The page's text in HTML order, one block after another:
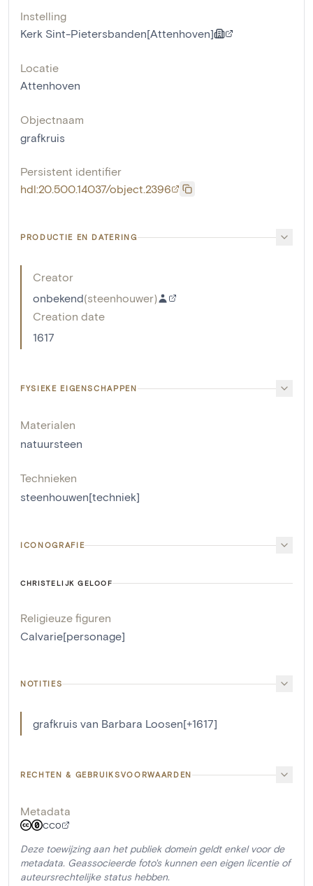
Instelling
Kerk Sint-Pietersbanden[Attenhoven]
Locatie
Attenhoven
Objectnaam
grafkruis
Persistent identifier
hdl:20.500.14037/object.2396
PRODUCTIE EN DATERING
Creator
onbekend(steenhouwer)
Creation date
1617
FYSIEKE EIGENSCHAPPEN
Materialen
natuursteen
Technieken
steenhouwen[techniek]
ICONOGRAFIE
CHRISTELIJK GELOOF
Religieuze figuren
Calvarie[personage]
NOTITIES
grafkruis van Barbara Loosen[+1617]
RECHTEN & GEBRUIKSVOORWAARDEN
Metadata
CC0
Deze toewijzing aan het publiek domein geldt enkel voor de
metadata. Geassocieerde foto's kunnen een eigen licentie of
auteursrechtelijke status hebben.